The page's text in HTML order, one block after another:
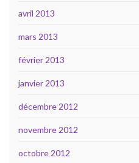
avril 2013
mars 2013
février 2013
janvier 2013
décembre 2012
novembre 2012
octobre 2012